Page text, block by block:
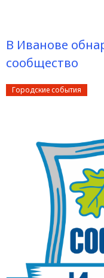
В Иванове
сообщество
Городские события